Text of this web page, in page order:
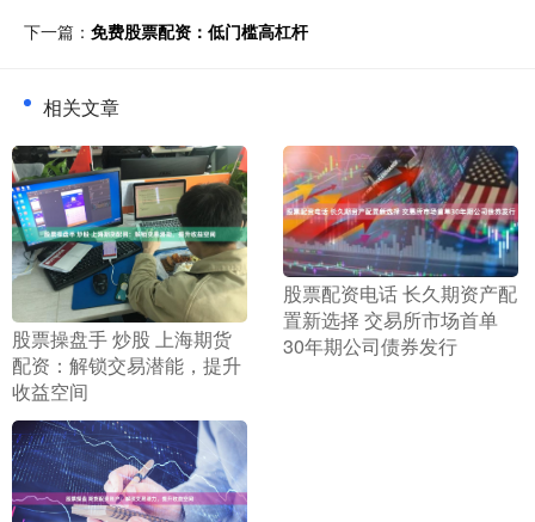
下一篇： 免费股票配资：低门槛高杠杆
相关文章
​股票操盘手 炒股 上海期货
配资：解锁交易潜能，提升
收益空间
​股票配资电话 长久期资产配
置新选择 交易所市场首单
30年期公司债券发行